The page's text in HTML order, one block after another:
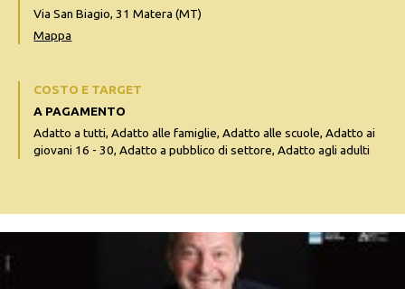
Via San Biagio, 31 Matera (MT)
Mappa
COSTO E TARGET
A PAGAMENTO
Adatto a tutti, Adatto alle famiglie, Adatto alle scuole, Adatto ai
giovani 16 - 30, Adatto a pubblico di settore, Adatto agli adulti